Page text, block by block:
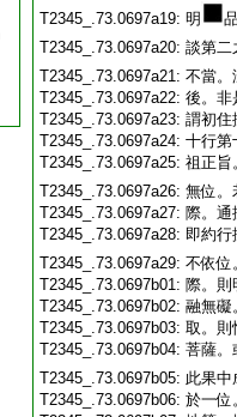
T2345_.73.0697a19: 明 品
T2345_.73.0697a20: 談第二
T2345_.73.0697a21: 不當。
T2345_.73.0697a22: 後。非
T2345_.73.0697a23: 謂初住
T2345_.73.0697a24: 十行第
T2345_.73.0697a25: 祖正旨
T2345_.73.0697a26: 無位。
T2345_.73.0697a27: 際。通
T2345_.73.0697a28: 即約行
T2345_.73.0697a29: 不依位
T2345_.73.0697b01: 際。則
T2345_.73.0697b02: 融無礙
T2345_.73.0697b03: 取。則
T2345_.73.0697b04: 菩薩。
T2345_.73.0697b05: 此果中
T2345_.73.0697b06: 於一位